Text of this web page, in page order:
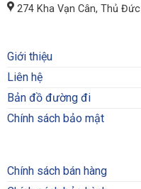
274 Kha Vạn Cân, Thủ Đức
Giới thiệu
Liên hệ
Bản đồ đường đi
Chính sách bảo mật
Chính sách bán hàng